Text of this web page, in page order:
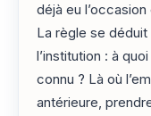
déjà eu
La règle se
l’institution : à
connu ? Là où
antérieure,